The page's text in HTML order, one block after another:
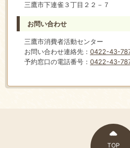
三鷹市下連雀３丁目２２－７
お問い合わせ
三鷹市消費者活動センター
お問い合わせ連絡先： 0422-43-
予約窓口の電話番号： 0422-43-
TOP